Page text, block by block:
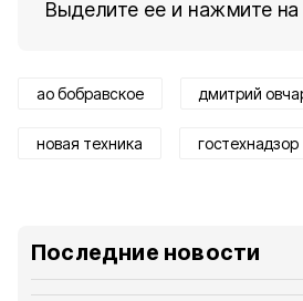
Выделите ее и нажмите на
ао бобравское дмитрий
новая техника гостехнадзор
Последние новости